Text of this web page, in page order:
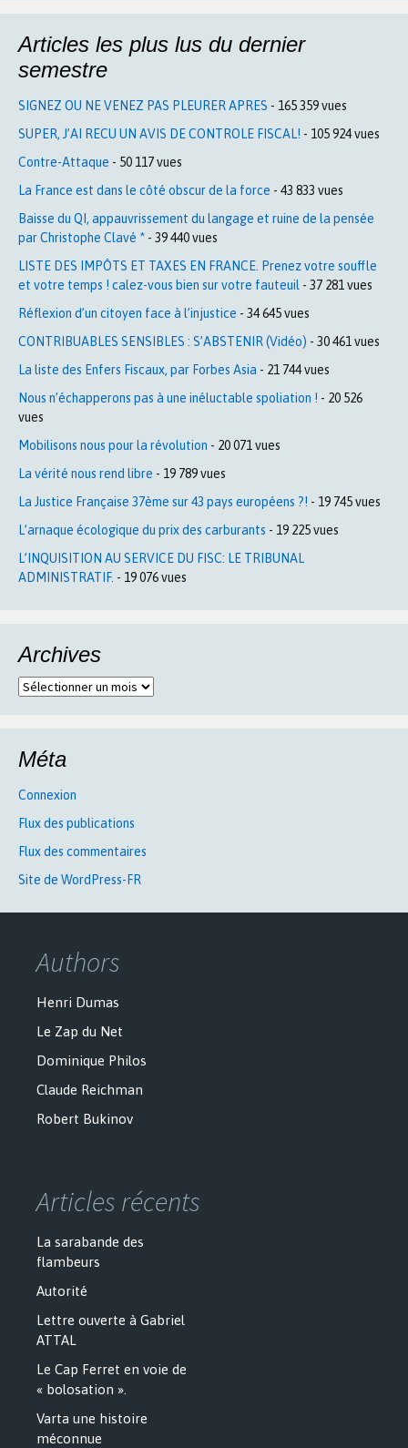
Articles les plus lus du dernier
semestre
SIGNEZ OU NE VENEZ PAS PLEURER APRES - 165 359 vues
SUPER, J’AI RECU UN AVIS DE CONTROLE FISCAL! - 105 924 vues
Contre-Attaque - 50 117 vues
La France est dans le côté obscur de la force - 43 833 vues
Baisse du QI, appauvrissement du langage et ruine de la pensée
par Christophe Clavé * - 39 440 vues
LISTE DES IMPÔTS ET TAXES EN FRANCE. Prenez votre souffle
et votre temps ! calez-vous bien sur votre fauteuil - 37 281 vues
Réflexion d’un citoyen face à l’injustice - 34 645 vues
CONTRIBUABLES SENSIBLES : S’ABSTENIR (Vidéo) - 30 461 vues
La liste des Enfers Fiscaux, par Forbes Asia - 21 744 vues
Nous n’échapperons pas à une inéluctable spoliation ! - 20 526
vues
Mobilisons nous pour la révolution - 20 071 vues
La vérité nous rend libre - 19 789 vues
La Justice Française 37ème sur 43 pays européens ?! - 19 745 vues
L’arnaque écologique du prix des carburants - 19 225 vues
L’INQUISITION AU SERVICE DU FISC: LE TRIBUNAL
ADMINISTRATIF. - 19 076 vues
Archives
Archives
Méta
Connexion
Flux des publications
Flux des commentaires
Site de WordPress-FR
Authors
Henri Dumas
Le Zap du Net
Dominique Philos
Claude Reichman
Robert Bukinov
Articles récents
La sarabande des
flambeurs
Autorité
Lettre ouverte à Gabriel
ATTAL
Le Cap Ferret en voie de
« bolosation ».
Varta une histoire
méconnue